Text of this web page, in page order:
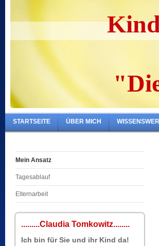
"Die
STARTSEITE ÜBER MICH
Mein Ansatz
Tagesablauf
Elternarbeit
.........Claudia Tomkowitz........
Ich bin für Sie und ihr Kind da!